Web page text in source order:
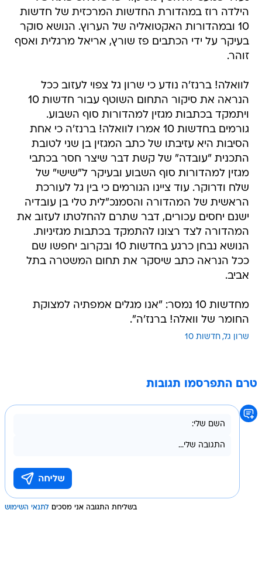
הילדה רוז במהדורת החדשות המרכזית של חדשות
10 ובמהדורות האקטואליה של הערוץ. הנושא סוקר
בעיקר על ידי הכתבים פז שורץ, אריאל מרגלית ואסף
זוהר.
לוואלה! ברנז'ה נודע כי שרון גל צפוי לעזוב ככל
הנראה את סיקור התחום השוטף עבור חדשות 10
ויתמקד בכתבות מגזין למהדורות סוף השבוע.
גורמים בחדשות 10 אמרו לוואלה! ברנז'ה כי אחת
הסיבות היא עזיבתו של כתב המגזין בן שני לטובת
התכנית "עובדה" של קשת דבר שיצר חסר בכתבי
מגזין למהדורות סוף השבוע ובעיקר ל"שישי" של
שלח ודרוקר. עוד ציינו הגורמים כי בין גל לעורכת
הראשית של המהדורה והסמנכ"לית טלי בן עובדיה
ישנם יחסים עכורים, דבר שתרם להחלטתו לעזוב את
המהדורה לצד רצונו להתמקד בכתבות מגזיניות.
הנושא נבחן כרגע בחדשות 10 ובקרוב יחפשו שם
ככל הנראה כתב שיסקר את תחום המשטרה בתל
אביב.
מחדשות 10 נמסר: "אנו מגלים אמפתיה למצוקת
החומר של וואלה! ברנז'ה".
שרון גל חדשות 10
טרם התפרסמו תגובות
בשליחת התגובה אני מסכים לתנאי השימוש